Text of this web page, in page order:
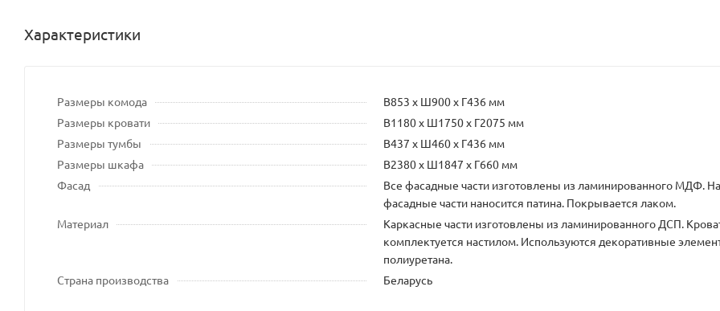
Характеристики
Размеры комода
В853 х Ш900 х Г436 мм
Размеры кровати
В1180 х Ш1750 х Г2075 мм
Размеры тумбы
В437 х Ш460 х Г436 мм
Размеры шкафа
В2380 х Ш1847 х Г660 мм
Фасад
Все фасадные части изготовлены из ламинированного МДФ. На
фасадные части наносится патина. Покрывается лаком.
Материал
Каркасные части изготовлены из ламинированного ДСП.
комплектуется настилом. Используются декоративные
полиуретана.
Страна производства
Беларусь